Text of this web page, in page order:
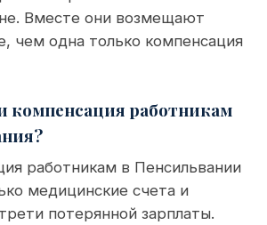
Вместе они возмещают
чем одна только компенсация
компенсация работникам
работникам в Пенсильвании
медицинские счета и
потерянной зарплаты.